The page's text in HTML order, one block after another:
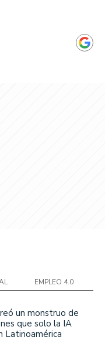
EMPLEO 4.0
un monstruo de
que solo la IA
Latinoamérica